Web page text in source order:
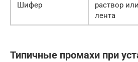
Шифер
раствор или
лента
Типичные промахи при